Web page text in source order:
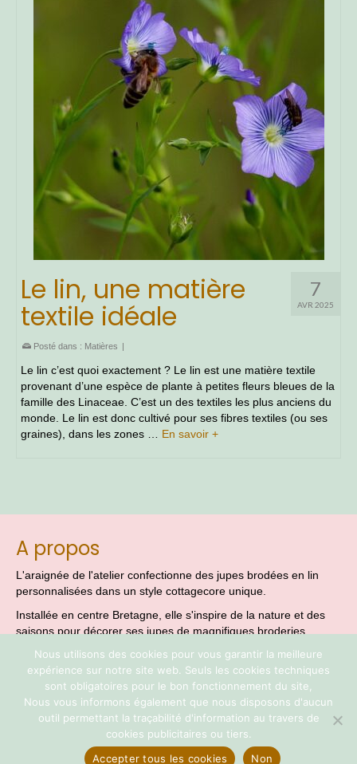
7
AVR 2025
Le lin, une matière
textile idéale
Posté dans : Matières |
Le lin c’est quoi exactement ? Le lin est une matière textile
provenant d’une espèce de plante à petites fleurs bleues de la
famille des Linaceae. C’est un des textiles les plus anciens du
monde. Le lin est donc cultivé pour ses fibres textiles (ou ses
graines), dans les zones … En savoir +
A propos
L'araignée de l'atelier confectionne des jupes brodées en lin
personnalisées dans un style cottagecore unique.
Installée en centre Bretagne, elle s'inspire de la nature et des
saisons pour décorer ses jupes de magnifiques broderies.
Mentions Légales CGV Retours & Remboursements RGPD
Nous utilisons des cookies pour vous garantir la meilleure
expérience sur notre site web. Seuls les cookies techniques
sont obligatoires pour le bon fonctionnement du site,
Nous vous informons également que nous disposons d'aucun
outil permettant la traçabilité d'information au travers de
cookies publicitaires ou tiers.
Accepter tous les cookies
Non